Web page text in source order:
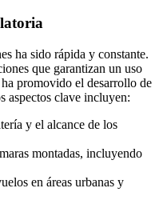
ha sido rápida y constante.
que garantizan un uso
promovido el desarrollo de
aspectos clave incluyen:
y el alcance de los
montadas, incluyendo
en áreas urbanas y